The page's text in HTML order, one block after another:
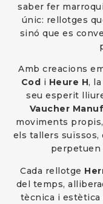
saber fer
únic: rellotges
sinó que es
Amb creacions
Cod i Heure H,
seu esperit
Vaucher
moviments
els tallers suïssos,
perpetuen
Cada rellotge
del temps,
tècnica i estètica